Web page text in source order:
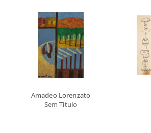
Amadeo Lorenzato
Sem Título